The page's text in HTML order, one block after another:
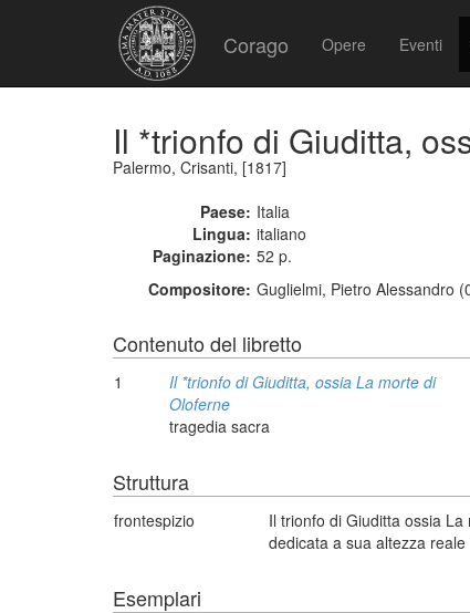
Corago Opere Eventi
Il *trionfo di Giuditta,
Palermo, Crisanti, [1817]
Paese: Italia
Lingua: italiano
Paginazione: 52 p.
Compositore: Guglielmi, Pietro Alessandro
Contenuto del libretto
1
Il *trionfo di Giuditta, ossia La morte di
Oloferne
tragedia sacra
Struttura
frontespizio
Il trionfo di Giuditta ossia
dedicata a sua altezza
Esemplari